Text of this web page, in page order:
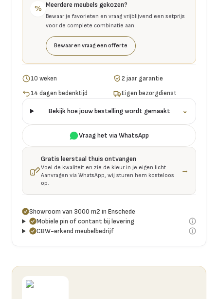
% Meerdere meubels gekozen?
Bewaar je favorieten en vraag vrijblijvend een setprijs
voor de complete combinatie aan.
Bewaar en vraag een offerte
10 weken
2 jaar garantie
14 dagen bedenktijd
Eigen bezorgdienst
Bekijk hoe jouw bestelling wordt gemaakt ⌄
Vraag het via WhatsApp
Gratis leerstaal thuis ontvangen
Voel de kwaliteit en zie de kleur in je eigen licht.
Aanvragen via WhatsApp, wij sturen hem kosteloos
op.
→
Showroom van 3000 m2 in Enschede
Mobiele pin of contant bij levering
CBW-erkend meubelbedrijf